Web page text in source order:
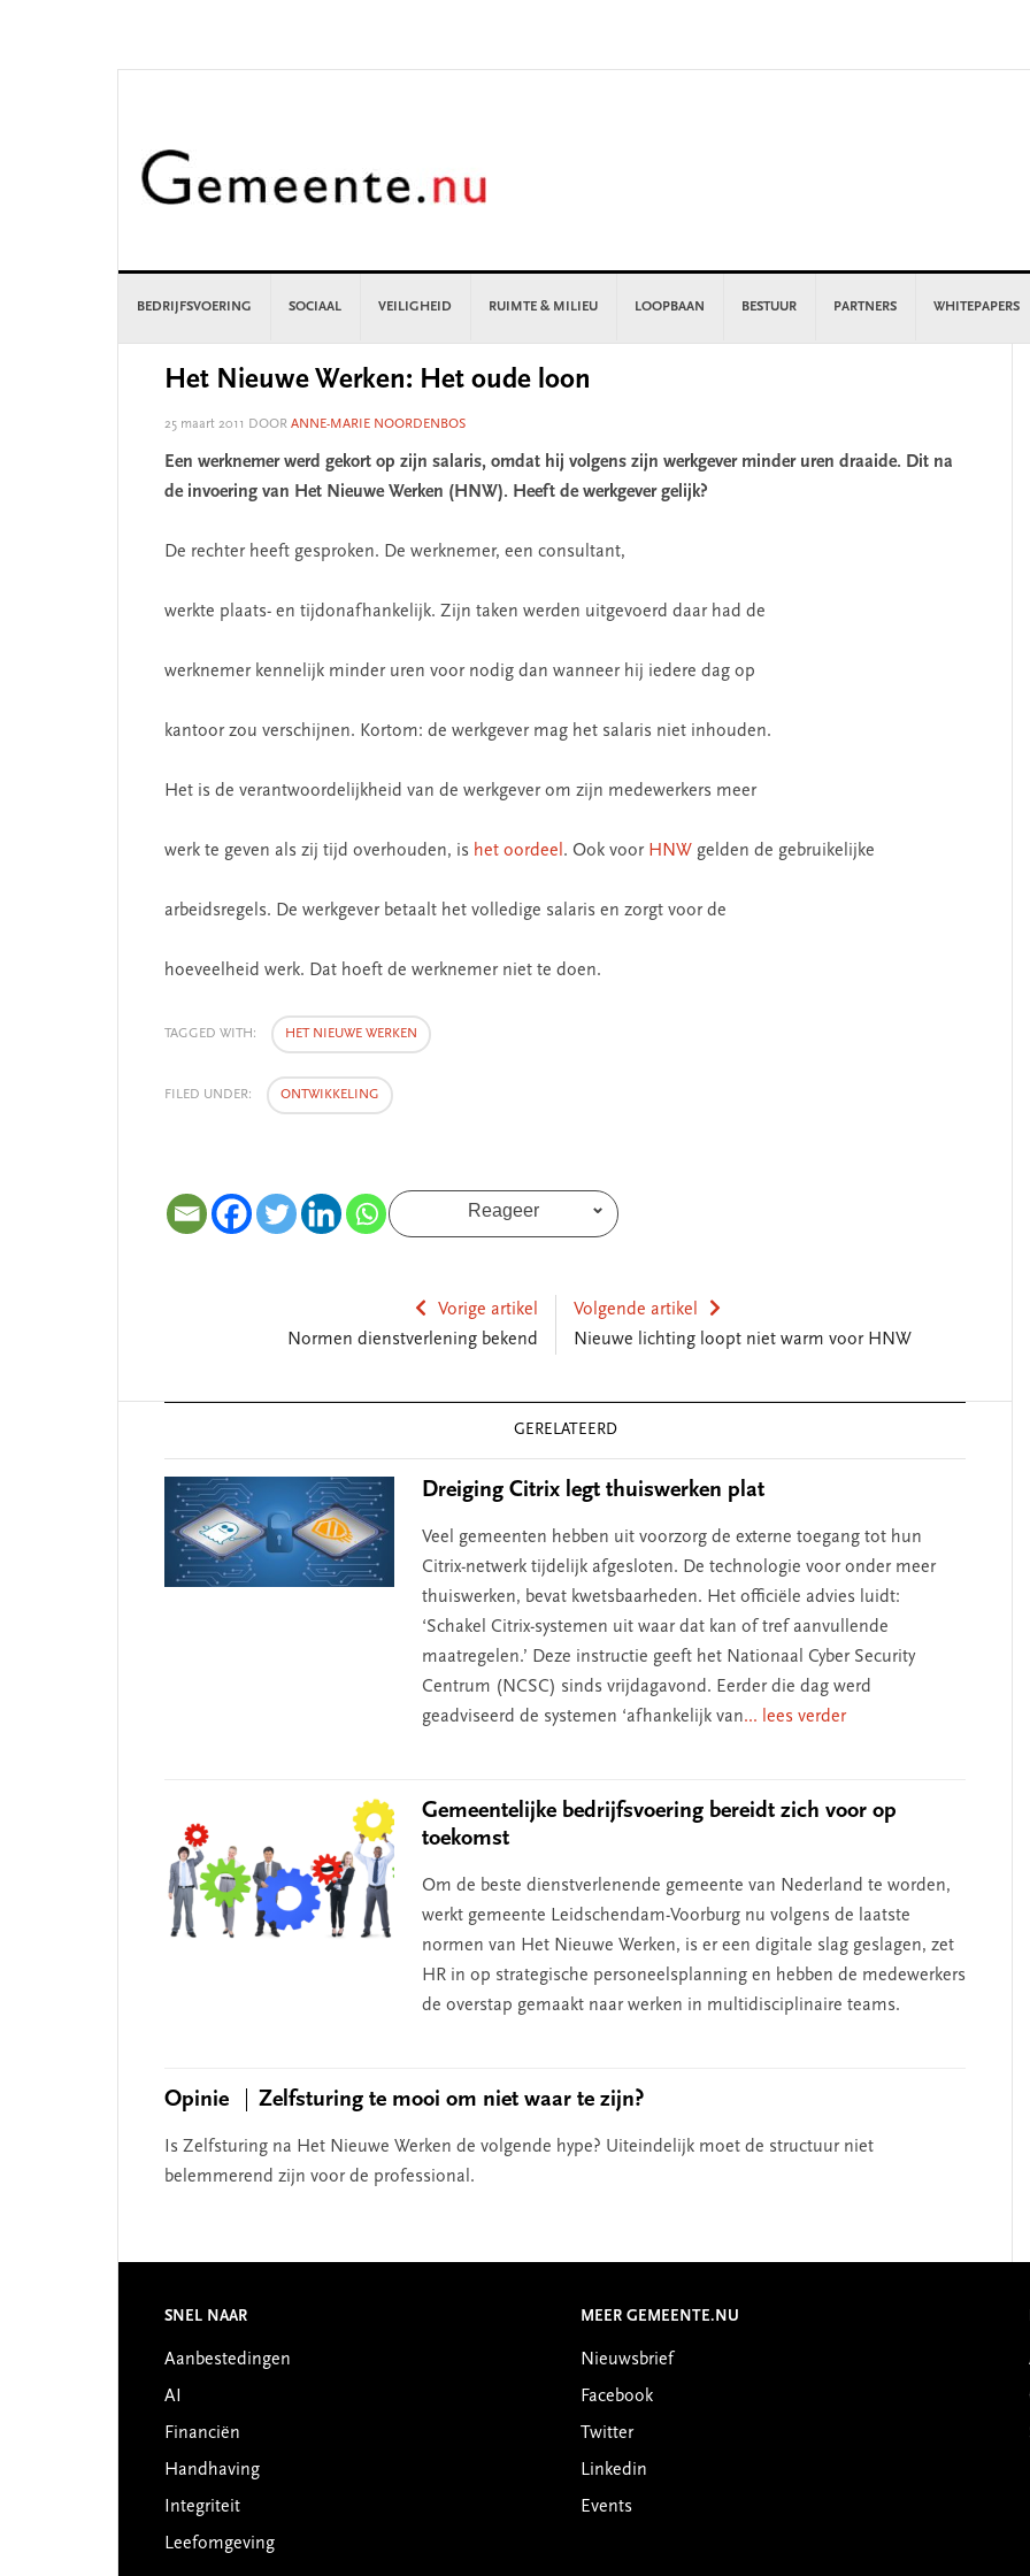
BEDRIJFSVOERING SOCIAAL VEILIGHEID RUIMTE & MILIEU LOOPBAAN BESTUUR PARTNERS WHITEPAPERS
Het Nieuwe Werken: Het oude loon
25 maart 2011 DOOR ANNE-MARIE NOORDENBOS
Een werknemer werd gekort op zijn salaris, omdat hij volgens zijn werkgever minder uren draaide. Dit na
de invoering van Het Nieuwe Werken (HNW). Heeft de werkgever gelijk?
De rechter heeft gesproken. De werknemer, een consultant,
werkte plaats- en tijdonafhankelijk. Zijn taken werden uitgevoerd daar had de
werknemer kennelijk minder uren voor nodig dan wanneer hij iedere dag op
kantoor zou verschijnen. Kortom: de werkgever mag het salaris niet inhouden.
Het is de verantwoordelijkheid van de werkgever om zijn medewerkers meer
werk te geven als zij tijd overhouden, is het oordeel . Ook voor HNW gelden de gebruikelijke
arbeidsregels. De werkgever betaalt het volledige salaris en zorgt voor de
hoeveelheid werk. Dat hoeft de werknemer niet te doen.
TAGGED WITH: HET NIEUWE WERKEN
FILED UNDER: ONTWIKKELING
Reageer
Vorige artikel
Normen dienstverlening bekend
Volgende artikel
Nieuwe lichting loopt niet warm voor HNW
GERELATEERD
Dreiging Citrix legt thuiswerken plat
Veel gemeenten hebben uit voorzorg de externe toegang tot hun
Citrix-netwerk tijdelijk afgesloten. De technologie voor onder meer
thuiswerken, bevat kwetsbaarheden. Het officiële advies luidt:
‘Schakel Citrix-systemen uit waar dat kan of tref aanvullende
maatregelen.’ Deze instructie geeft het Nationaal Cyber Security
Centrum (NCSC) sinds vrijdagavond. Eerder die dag werd
geadviseerd de systemen ‘afhankelijk van... lees verder
Gemeentelijke bedrijfsvoering bereidt zich voor op
toekomst
Om de beste dienstverlenende gemeente van Nederland te worden,
werkt gemeente Leidschendam-Voorburg nu volgens de laatste
normen van Het Nieuwe Werken, is er een digitale slag geslagen, zet
HR in op strategische personeelsplanning en hebben de medewerkers
de overstap gemaakt naar werken in multidisciplinaire teams.
Opinie Zelfsturing te mooi om niet waar te zijn?
Is Zelfsturing na Het Nieuwe Werken de volgende hype? Uiteindelijk moet de structuur niet
belemmerend zijn voor de professional.
De missie van Segment
SEGMENT
‘Persoonlijk leiderschap
‘Met een integrale
helpen’
Footer
SNEL NAAR
Aanbestedingen
AI
Financiën
Handhaving
Integriteit
Leefomgeving
MEER GEMEENTE.NU
Nieuwsbrief
Facebook
Twitter
Linkedin
Events